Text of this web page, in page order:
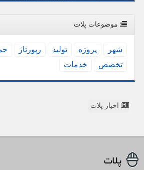
موضوعات پلات
شهر پروژه تولید رپورتاژ
تخصص
خدمات
اخبار پلات
پلات